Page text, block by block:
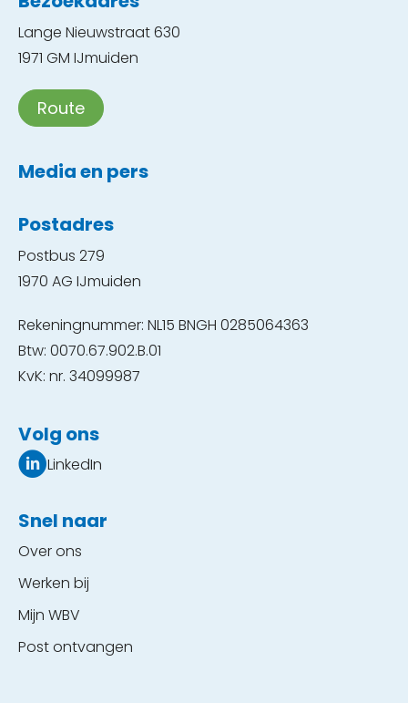
Lange Nieuwstraat 630
1971 GM IJmuiden
Route
Media en pers
Postadres
Postbus 279
1970 AG IJmuiden
Rekeningnummer: NL15 BNGH 0285064363
Btw: 0070.67.902.B.01
KvK: nr. 34099987
Volg ons
LinkedIn
Snel naar
Over ons
Werken bij
Mijn WBV
Post ontvangen